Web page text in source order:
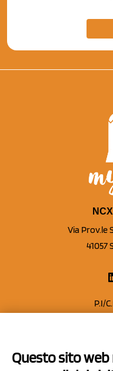
Via Prov.le
41057
P.I/
Capitale
Questo sito